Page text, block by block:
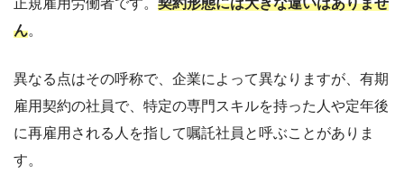
ん。
異なる点はその呼称で、企業によって異なりますが、有期
雇用契約の社員で、特定の専門スキルを持った人や定年後
に再雇用される人を指して嘱託社員と呼ぶことがありま
す。